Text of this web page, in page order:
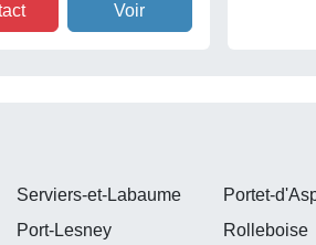
Voir
Serviers-et-Labaume Portet-
Port-Lesney Rolleboise